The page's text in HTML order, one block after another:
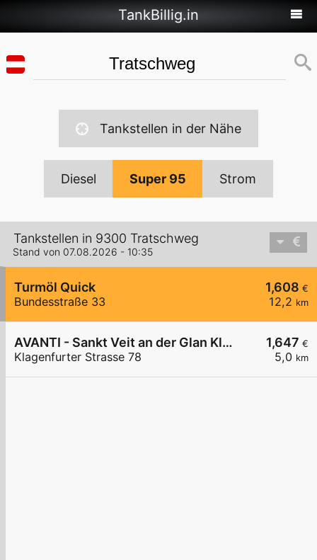
TankBillig.in
Tankstellen in der Nähe
Diesel Super 95 Strom
Tankstellen in 9300 Tratschweg
Stand von 07.08.2026 - 10:35
1,608 €
12,2 km
Turmöl Quick
Bundesstraße 33
1,647 €
5,0 km
AVANTI - Sankt Veit an der Glan Klagenfurter Straße 78
Klagenfurter Strasse 78